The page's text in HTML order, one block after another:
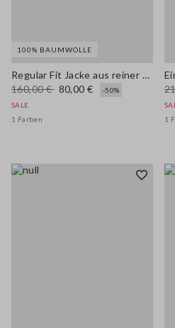
100% BAUMWOLLE
Regular Fit Jacke aus reiner Baumwolle im Multicolor mit Streifenmuster
160,00 € 80,00 €
-50%
SALE
1 Farben
1